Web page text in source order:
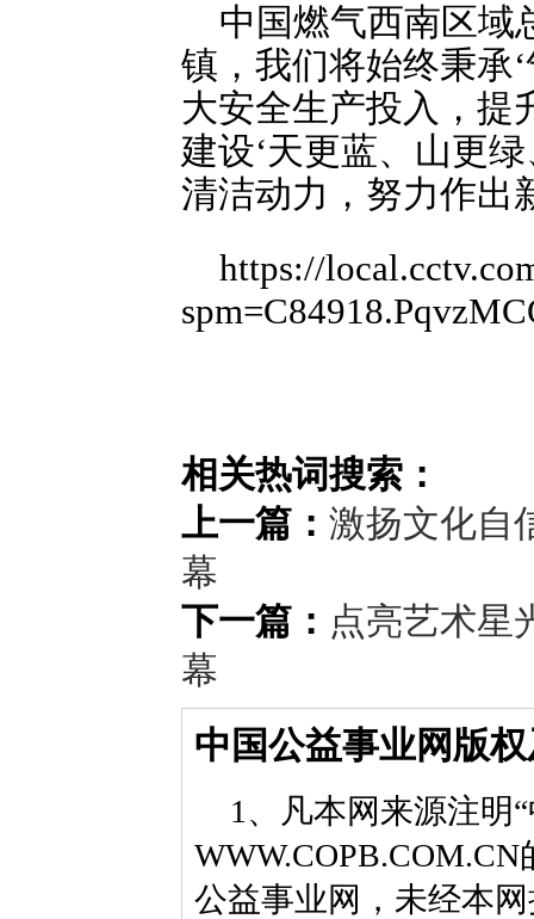
中国燃气西南区域
镇，我们将始终秉承
大安全生产投入，提
建设‘天更蓝、山更
清洁动力，努力作出
https://
相关热词搜索：
上一篇： 激扬文化自
幕
下一篇： 点亮艺术星
幕
中国公益事业网版
1、凡本网来源注明
公益事业网，未经本